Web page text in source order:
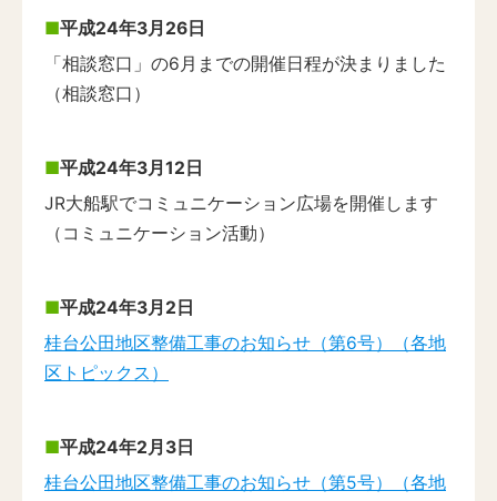
平成24年3月26日
「相談窓口」の6月までの開催日程が決まりました
（相談窓口）
平成24年3月12日
JR大船駅でコミュニケーション広場を開催します
（コミュニケーション活動）
平成24年3月2日
桂台公田地区整備工事のお知らせ（第6号）（各地
区トピックス）
平成24年2月3日
桂台公田地区整備工事のお知らせ（第5号）（各地